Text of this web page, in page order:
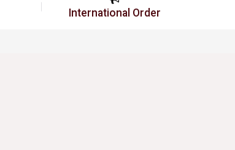
International Order